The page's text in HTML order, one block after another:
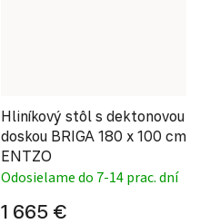
Hliníkový stôl s dektonovou
doskou BRIGA 180 x 100 cm
ENTZO
Odosielame do 7-14 prac. dní
1 665 €